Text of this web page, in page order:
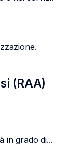
(RAA)
in grado di...